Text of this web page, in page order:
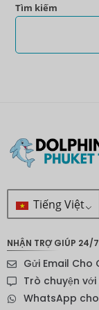
Tìm kiếm
Tiếng Việt
NHẬN TRỢ GIÚP 24/7
Gửi Email Cho
Trò chuyện
WhatsApp